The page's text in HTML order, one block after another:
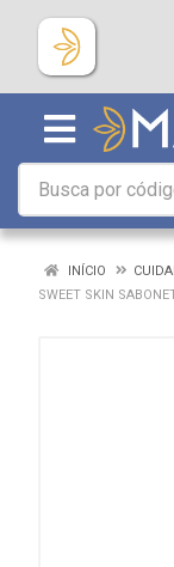
INÍCIO
SWEET SKIN